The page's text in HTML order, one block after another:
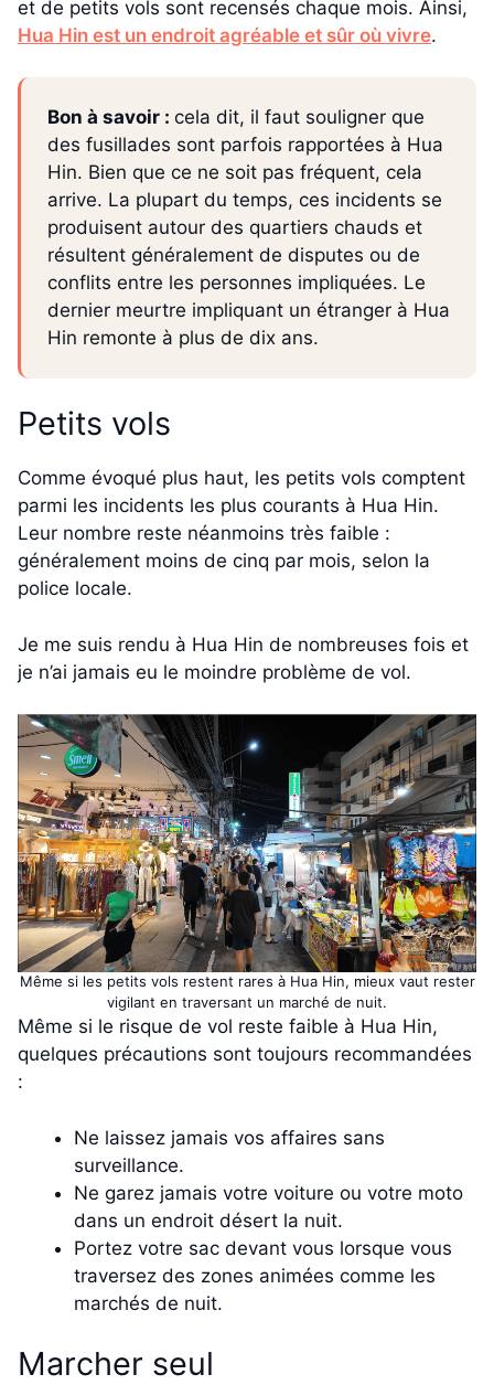
et de petits vols sont recensés chaque mois. Ainsi,
Hua Hin est un endroit agréable et sûr où vivre.
Bon à savoir : cela dit, il faut souligner que
des fusillades sont parfois rapportées à Hua
Hin. Bien que ce ne soit pas fréquent, cela
arrive. La plupart du temps, ces incidents se
produisent autour des quartiers chauds et
résultent généralement de disputes ou de
conflits entre les personnes impliquées. Le
dernier meurtre impliquant un étranger à Hua
Hin remonte à plus de dix ans.
Petits vols
Comme évoqué plus haut, les petits vols comptent
parmi les incidents les plus courants à Hua Hin.
Leur nombre reste néanmoins très faible :
généralement moins de cinq par mois, selon la
police locale.
Je me suis rendu à Hua Hin de nombreuses fois et
je n’ai jamais eu le moindre problème de vol.
Même si les petits vols restent rares à Hua Hin, mieux vaut rester
vigilant en traversant un marché de nuit.
Même si le risque de vol reste faible à Hua Hin,
quelques précautions sont toujours recommandées
:
Ne laissez jamais vos affaires sans
surveillance.
Ne garez jamais votre voiture ou votre moto
dans un endroit désert la nuit.
Portez votre sac devant vous lorsque vous
traversez des zones animées comme les
marchés de nuit.
Marcher seul